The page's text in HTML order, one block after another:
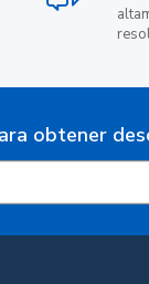
obtener